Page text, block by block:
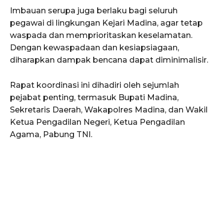
Imbauan serupa juga berlaku bagi seluruh
pegawai di lingkungan Kejari Madina, agar tetap
waspada dan memprioritaskan keselamatan.
Dengan kewaspadaan dan kesiapsiagaan,
diharapkan dampak bencana dapat diminimalisir.
Rapat koordinasi ini dihadiri oleh sejumlah
pejabat penting, termasuk Bupati Madina,
Sekretaris Daerah, Wakapolres Madina, dan Wakil
Ketua Pengadilan Negeri, Ketua Pengadilan
Agama, Pabung TNI.